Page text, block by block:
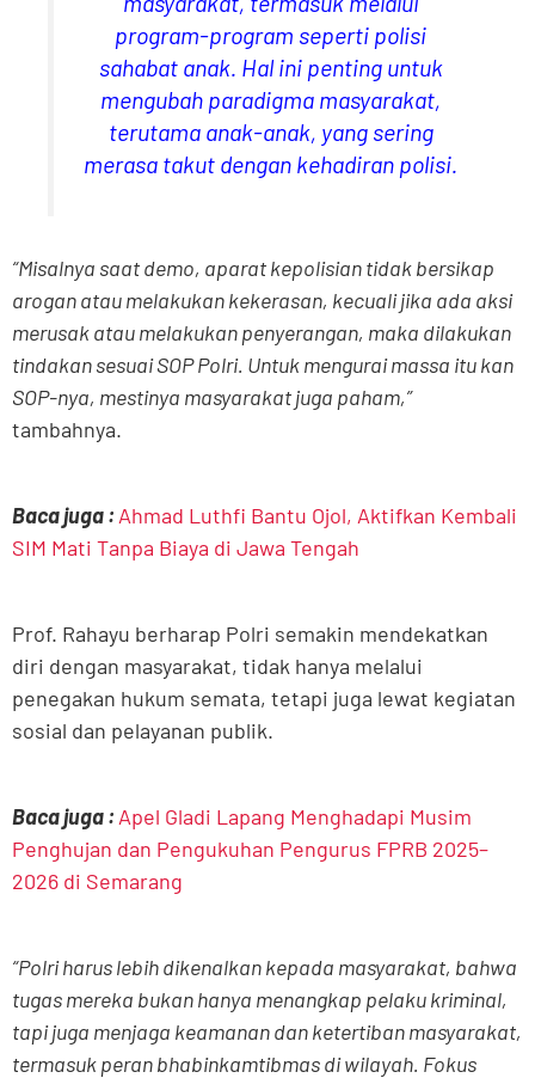
program-program seperti polisi
sahabat anak. Hal ini penting untuk
mengubah paradigma masyarakat,
terutama anak-anak, yang sering
merasa takut dengan kehadiran polisi.
“Misalnya saat demo, aparat kepolisian tidak bersikap
arogan atau melakukan kekerasan, kecuali jika ada aksi
merusak atau melakukan penyerangan, maka dilakukan
tindakan sesuai SOP Polri. Untuk mengurai massa itu kan
SOP-nya, mestinya masyarakat juga paham,”
tambahnya.
Baca juga : Ahmad Luthfi Bantu Ojol, Aktifkan Kembali
SIM Mati Tanpa Biaya di Jawa Tengah
Prof. Rahayu berharap Polri semakin mendekatkan
diri dengan masyarakat, tidak hanya melalui
penegakan hukum semata, tetapi juga lewat kegiatan
sosial dan pelayanan publik.
Baca juga : Apel Gladi Lapang Menghadapi Musim
Penghujan dan Pengukuhan Pengurus FPRB 2025–
2026 di Semarang
“Polri harus lebih dikenalkan kepada masyarakat, bahwa
tugas mereka bukan hanya menangkap pelaku kriminal,
tapi juga menjaga keamanan dan ketertiban masyarakat,
termasuk peran bhabinkamtibmas di wilayah. Fokus